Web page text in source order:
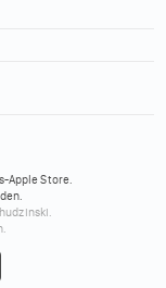
Apple Store.